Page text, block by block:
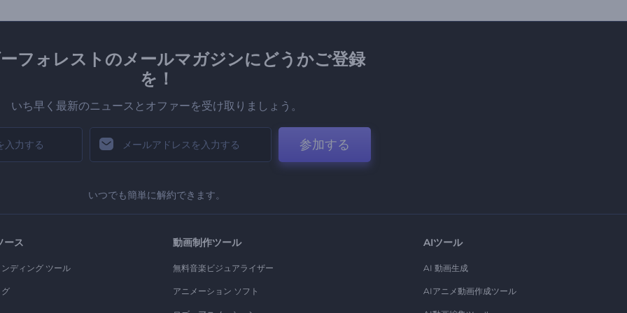
フォレストのメールマガジンにどうかご登録
を！
いち早く最新のニュースとオファーを受け取りましょう。
参加する
いつでも簡単に解約できます。
ース
ディング ツール
動画制作ツール
無料音楽ビジュアライザー
アニメーション ソフト
AIツール
AI 動画生成
AIアニメ動画作成ツール